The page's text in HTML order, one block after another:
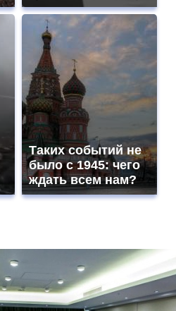
Таких событий не
было с 1945: чего
ждать всем нам?